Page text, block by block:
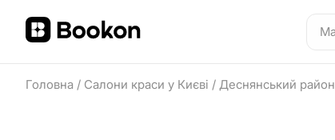
Головна / Салони краси у Києві / Деснянський район